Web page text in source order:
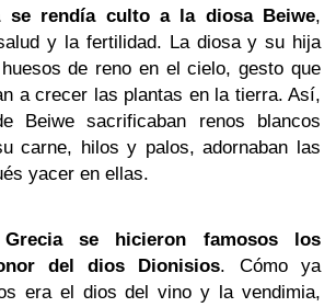
se rendía culto a la diosa Beiwe,
y la fertilidad. La diosa y su hija
de reno en el cielo, gesto que
a crecer las plantas en la tierra. Así,
Beiwe sacrificaban renos blancos
carne, hilos y palos, adornaban las
yacer en ellas.
se hicieron famosos los
del dios Dionisios. Cómo ya
era el dios del vino y la vendimia,